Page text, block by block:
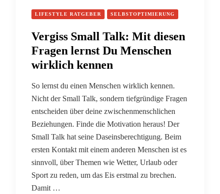
LIFESTYLE RATGEBER SELBSTOPTIMIERUNG
Vergiss Small Talk: Mit diesen
Fragen lernst Du Menschen
wirklich kennen
So lernst du einen Menschen wirklich kennen.
Nicht der Small Talk, sondern tiefgründige Fragen
entscheiden über deine zwischenmenschlichen
Beziehungen. Finde die Motivation heraus! Der
Small Talk hat seine Daseinsberechtigung. Beim
ersten Kontakt mit einem anderen Menschen ist es
sinnvoll, über Themen wie Wetter, Urlaub oder
Sport zu reden, um das Eis erstmal zu brechen.
Damit …